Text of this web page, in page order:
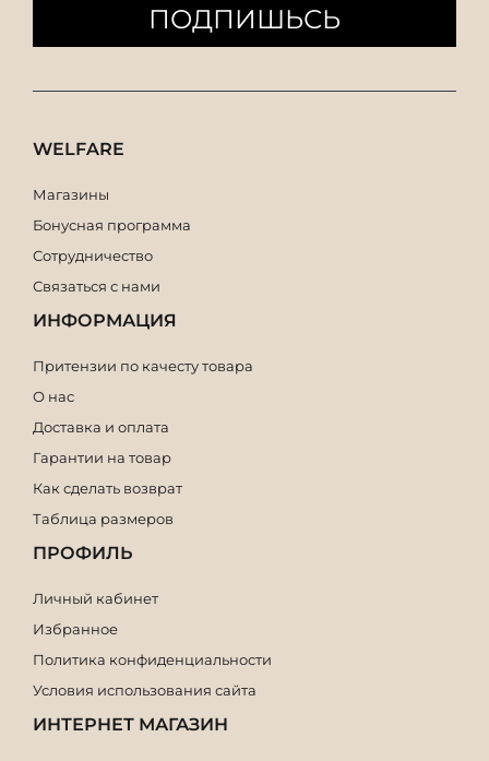
ПОДПИШЬСЬ
WELFARE
Магазины
Бонусная программа
Сотрудничество
Связаться с нами
ИНФОРМАЦИЯ
Притензии по качесту товара
О нас
Доставка и оплата
Гарантии на товар
Как сделать возврат
Таблица размеров
ПРОФИЛЬ
Личный кабинет
Избранное
Политика конфиденциальности
Условия использования сайта
ИНТЕРНЕТ МАГАЗИН